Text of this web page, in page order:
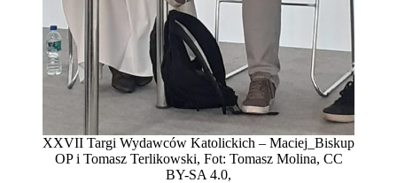
XXVII Targi Wydawców Katolickich – Maciej_Biskup
OP i Tomasz Terlikowski, Fot: Tomasz Molina, CC
BY-SA 4.0,